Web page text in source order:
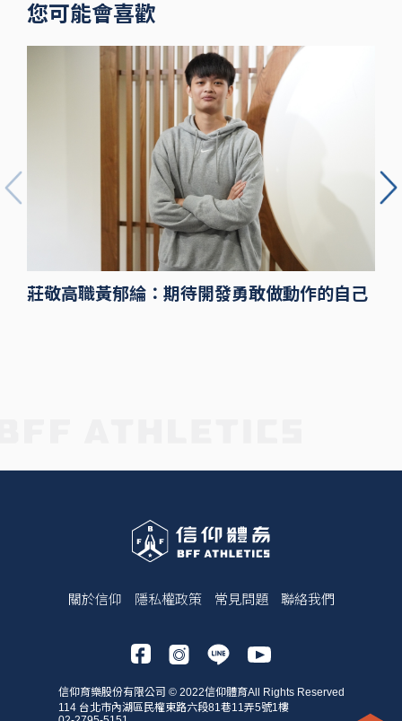
您可能會喜歡
莊敬高職黃郁綸：期待開發勇敢做動作的自己
關於信仰 隱私權政策 常見問題 聯絡我們
信仰育樂股份有限公司 © 2022信仰體育All Rights Reserved
114 台北市內湖區民權東路六段81巷11弄5號1樓